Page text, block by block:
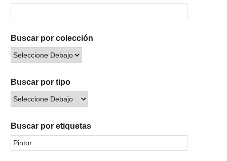
Buscar por colección
Buscar por tipo
Buscar por etiquetas